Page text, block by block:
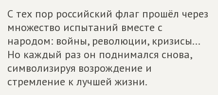
С тех пор российский флаг прошёл через
множество испытаний вместе с
народом: войны, революции, кризисы...
Но каждый раз он поднимался снова,
символизируя возрождение и
стремление к лучшей жизни.